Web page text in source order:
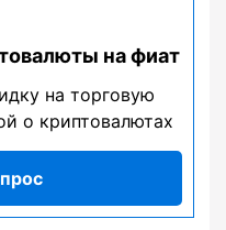
на фиат
на торговую
о криптовалютах